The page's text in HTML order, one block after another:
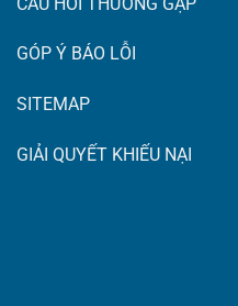
GÓP Ý BÁO LỖI
SITEMAP
GIẢI QUYẾT KHIẾU NẠI